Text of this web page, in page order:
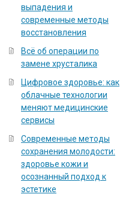
выпадения и
современные методы
восстановления
Всё об операции по
замене хрусталика
Цифровое здоровье: как
облачные технологии
меняют медицинские
сервисы
Современные методы
сохранения молодости:
здоровье кожи и
осознанный подход к
эстетике